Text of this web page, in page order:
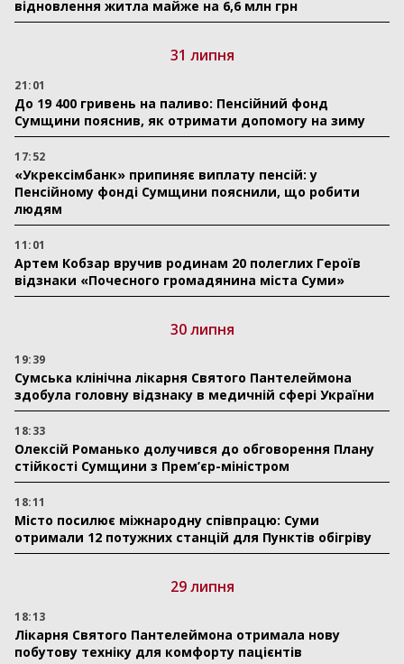
відновлення житла майже на 6,6 млн грн
31 липня
21:01
До 19 400 гривень на паливо: Пенсійний фонд
Сумщини пояснив, як отримати допомогу на зиму
17:52
«Укрексімбанк» припиняє виплату пенсій: у
Пенсійному фонді Сумщини пояснили, що робити
людям
11:01
Артем Кобзар вручив родинам 20 полеглих Героїв
відзнаки «Почесного громадянина міста Суми»
30 липня
19:39
Сумська клінічна лікарня Святого Пантелеймона
здобула головну відзнаку в медичній сфері України
18:33
Олексій Романько долучився до обговорення Плану
стійкості Сумщини з Прем’єр-міністром
18:11
Місто посилює міжнародну співпрацю: Суми
отримали 12 потужних станцій для Пунктів обігріву
29 липня
18:13
Лікарня Святого Пантелеймона отримала нову
побутову техніку для комфорту пацієнтів